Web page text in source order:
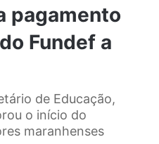
pagamento
Fundef a
de Educação,
o início do
maranhenses